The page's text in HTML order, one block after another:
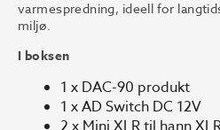
varmespredning, ideell for
miljø.
I boksen
1 x DAC-90 produkt
1 x AD Switch DC 12V